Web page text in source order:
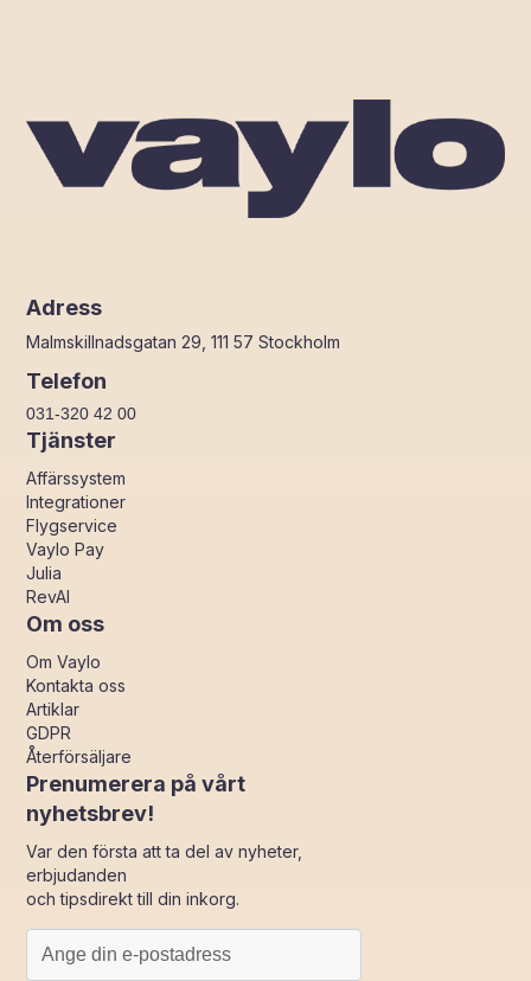
Adress
Malmskillnadsgatan 29, 111 57 Stockholm
Telefon
031-320 42 00
Tjänster
Affärssystem
Integrationer
Flygservice
Vaylo Pay
Julia
RevAI
Om oss
Om Vaylo
Kontakta oss
Artiklar
GDPR
Återförsäljare
Prenumerera på vårt
nyhetsbrev!
Var den första att ta del av nyheter,
erbjudanden
och tipsdirekt till din inkorg.